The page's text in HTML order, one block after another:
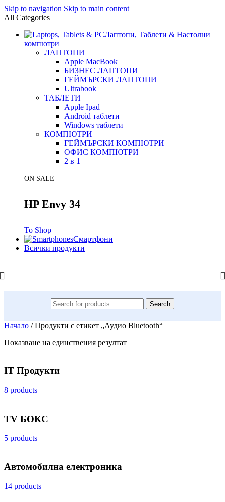
Skip to navigation Skip to main content
All Categories
Лаптопи, Таблети & Настолни
компютри
ЛАПТОПИ
Apple MacBook
БИЗНЕС ЛАПТОПИ
ГЕЙМЪРСКИ ЛАПТОПИ
Ultrabook
ТАБЛЕТИ
Apple Ipad
Android таблети
Windows таблети
КОМПЮТРИ
ГЕЙМЪРСКИ КОМПЮТРИ
ОФИС КОМПЮТРИ
2 в 1
ON SALE
HP Envy 34
To Shop
Смартфони
Всички продукти
Search
Начало / Продукти с етикет „Аудио Bluetooth“
Показване на единствения резултат
IT Продукти
8 products
TV БОКС
5 products
Автомобилна електроника
14 products